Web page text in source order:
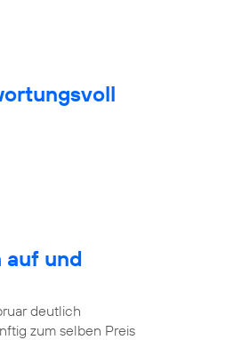
und
deutlich
zum selben Preis